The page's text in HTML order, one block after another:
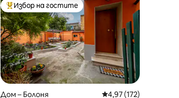
Най-популярен избор на гостите
Избор на гостите
Дом – Болоня Средна оценка: 4,97
4,97 (172)